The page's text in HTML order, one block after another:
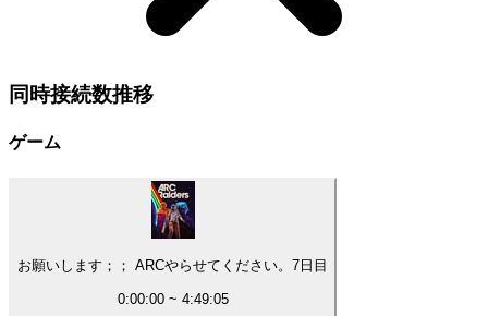
同時接続数推移
ゲーム
お願いします；； ARCやらせてください。7日目
0:00:00~ 4:49:05